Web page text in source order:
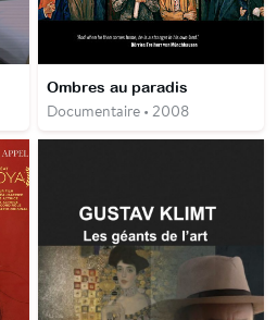
Ombres au paradis
Documentaire • 2008